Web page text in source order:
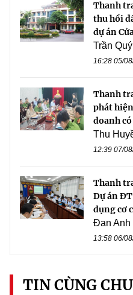
Thanh
thu hồi
dự án
Trần Quý
16:28 05/
Thanh
phát
doanh
Thu
12:39 07/
Thanh
Dự án
dụng cơ
Đan Anh
13:58 06/
TIN CÙNG